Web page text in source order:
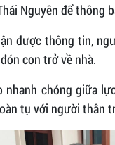
Nguyên để thông
được thông tin,
con trở về nhà.
nhanh chóng giữa
tụ với người thân